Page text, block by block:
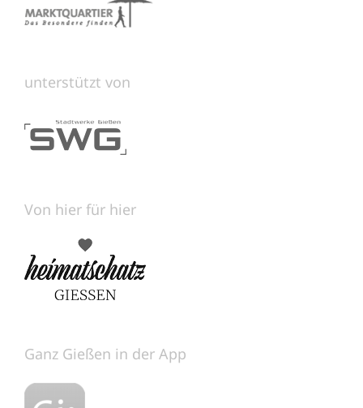
unterstützt von
Von hier für hier
Ganz Gießen in der App